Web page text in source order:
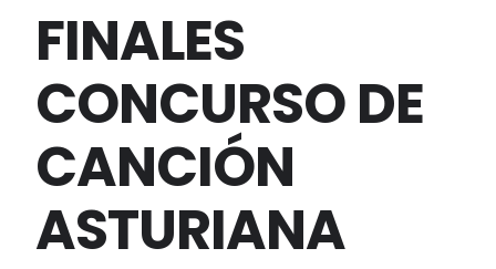
FINALES
CONCURSO DE
CANCIÓN
ASTURIANA